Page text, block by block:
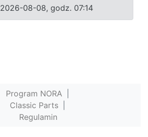
2026-08-08, godz. 07:14
Program NORA
Classic Parts
Regulamin